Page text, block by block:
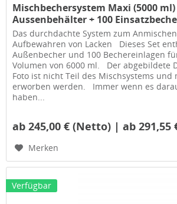
Mischbechersystem Maxi (5000 ml)
Aussenbehälter + 100
Das durchdachte System zum
Aufbewahren von Lacken Dieses Set
Außenbecher und 100 Bechereinlagen
Volumen von 6000 ml. Der abgebildete
Foto ist nicht Teil des Mischsystems und
erworben werden. Immer wenn es
haben...
ab 245,00 € (Netto) | ab 291,55
Merken
Verfügbar